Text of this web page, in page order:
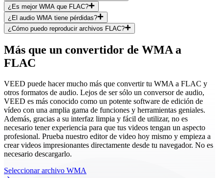
¿Es mejor WMA que FLAC?
¿El audio WMA tiene pérdidas?
¿Cómo puedo reproducir archivos FLAC?
Más que un convertidor de WMA a
FLAC
VEED puede hacer mucho más que convertir tu WMA a FLAC y
otros formatos de audio. Lejos de ser sólo un conversor de audio,
VEED es más conocido como un potente software de edición de
vídeo con una amplia gama de funciones y herramientas geniales.
Además, gracias a su interfaz limpia y fácil de utilizar, no es
necesario tener experiencia para que tus videos tengan un aspecto
profesional. Prueba nuestro editor de video hoy mismo y empieza a
crear videos impresionantes directamente desde tu navegador. No es
necesario descargarlo.
Seleccionar archivo WMA